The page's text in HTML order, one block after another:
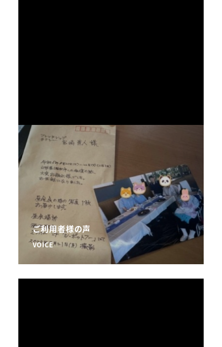
ご利用者様の声
VOICE